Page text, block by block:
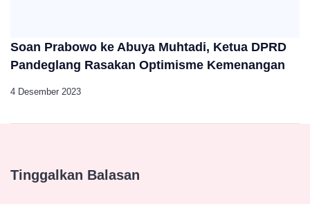
Soan Prabowo ke Abuya Muhtadi, Ketua DPRD
Pandeglang Rasakan Optimisme Kemenangan
4 Desember 2023
Tinggalkan Balasan